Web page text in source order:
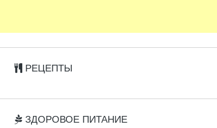
РЕЦЕПТЫ
ЗДОРОВОЕ ПИТАНИЕ